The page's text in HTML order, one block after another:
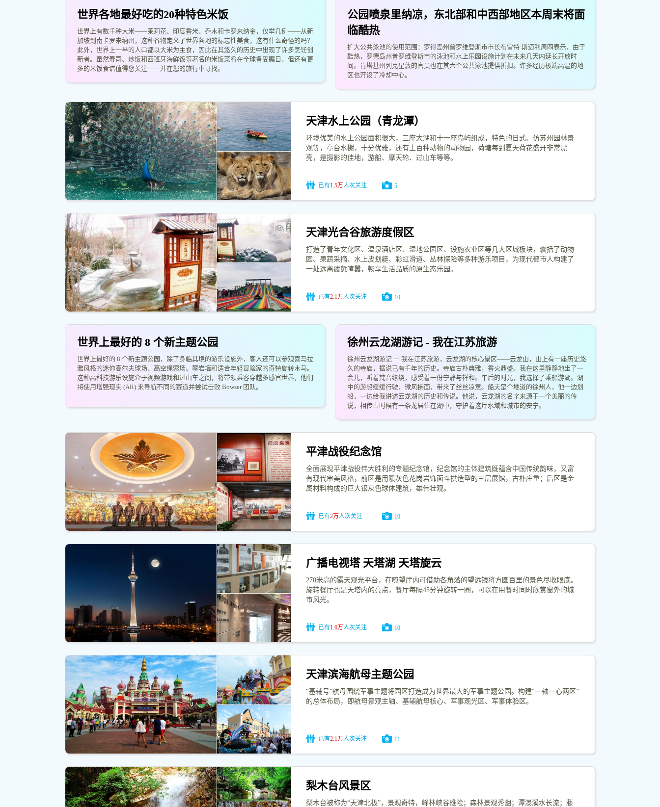
世界各地最好吃的20种特色米饭
世界上有数千种大米——茉莉花、印度香米、乔木和卡罗来纳金，仅举几例——从新
加坡到南卡罗来纳州，这种谷物定义了世界各地的标志性美食，这有什么奇怪的吗？
此外，世界上一半的人口都以大米为主食，因此在其悠久的历史中出现了许多烹饪创
新者。虽然寿司、炒饭和西班牙海鲜饭等著名的米饭菜肴在全球备受瞩目，但还有更
多的米饭食谱值得您关注——并在您的旅行中寻找。
公园喷泉里纳凉，东北部和中西部地区本周末将面
临酷热
扩大公共泳池的使用范围：罗得岛州普罗维登斯市市长布雷特·斯迈利周四表示，由于
酷热，罗德岛州普罗维登斯市的泳池和水上乐园设施计划在未来几天内延长开放时
间。肯塔基州列克星敦的官员也在其六个公共泳池提供折扣。许多经历极端高温的地
区也开设了冷却中心。
天津水上公园（青龙潭）
环境优美的水上公园面积很大，三座大湖和十一座岛屿组成，特色的日式、仿苏州园林景
观等，亭台水榭，十分优雅，还有上百种动物的动物园，荷塘每到夏天荷花盛开非常漂
亮，是摄影的佳地，游船、摩天轮、过山车等等。
已有1.5万人次关注 5
天津光合谷旅游度假区
打造了青年文化区、温泉酒店区、湿地公园区、设施农业区等几大区域板块，囊括了动物
园、果蔬采摘、水上皮划艇、彩虹滑道、丛林探险等多种游乐项目，为现代都市人构建了
一处远离疲惫喧嚣，畅享生活品质的原生态乐园。
已有2.1万人次关注 10
世界上最好的 8 个新主题公园
世界上最好的 8 个新主题公园，除了身临其境的游乐设施外，客人还可以参观喜马拉
雅风格的迷你高尔夫球场、高空绳索场、攀岩墙和适合年轻冒险家的奇特旋转木马。
这种高科技游乐设施介于视频游戏和过山车之间，将带领乘客穿越多感官世界，他们
将使用增强现实 (AR) 来导航不同的赛道并尝试击败 Bowser 团队。
徐州云龙湖游记 - 我在江苏旅游
徐州云龙湖游记 － 我在江苏旅游，云龙湖的核心景区——云龙山，山上有一座历史悠
久的寺庙，据说已有千年的历史。寺庙古朴典雅，香火鼎盛。我在这里静静地坐了一
会儿，听着梵音缭绕，感受着一份宁静与祥和。午后的时光，我选择了乘船游湖。湖
中的游船缓缓行驶，微风拂面，带来了丝丝凉意。船夫是个地道的徐州人，他一边划
船，一边给我讲述云龙湖的历史和传说。他说，云龙湖的名字来源于一个美丽的传
说，相传古时候有一条龙居住在湖中，守护着这片水域和城市的安宁。
平津战役纪念馆
全面展现平津战役伟大胜利的专题纪念馆，纪念馆的主体建筑既蕴含中国传统韵味，又富
有现代审美风格，前区是用暖灰色花岗岩饰面斗拱造型的三层展馆，古朴庄重；后区是金
属材料构成的巨大银灰色球体建筑，雄伟壮观。
已有2万人次关注 10
广播电视塔 天塔湖 天塔旋云
270米高的露天观光平台，在嘹望厅内可借助各角落的望远镜将方圆百里的景色尽收眼底。
旋转餐厅也是天塔内的亮点，餐厅每隔45分钟旋转一圈，可以在用餐时同时欣赏窗外的城
市风光。
已有1.6万人次关注 10
天津滨海航母主题公园
“基辅号”航母围绕军事主题将园区打造成为世界最大的军事主题公园。构建“一轴一心两区”
的总体布局，即航母景观主轴、基辅航母核心、军事观光区、军事体验区。
已有2.1万人次关注 11
梨木台风景区
梨木台被称为“天津北极”，景观奇特，峰林峡谷雄险；森林景观秀幽；潭瀑溪水长流；藤